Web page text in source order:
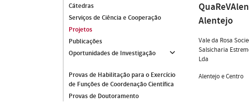
Cátedras
Serviços de Ciência e Cooperação
Projetos
Publicações
Oportunidades de Investigação
Provas de Habilitação para o Exercício
de Funções de Coordenação Científica
Provas de Doutoramento
Alentejo
Vale da Rosa
Salsicharia
Lda
Alentejo e Centro